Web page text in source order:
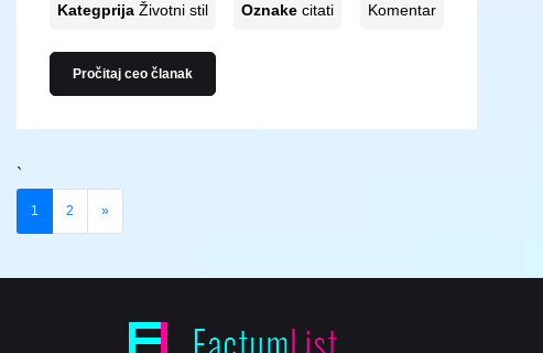
Kategprija Životni stil Oznakecitati Komentar
Pročitaj ceo članak
`
Posts navigation
1 2 »